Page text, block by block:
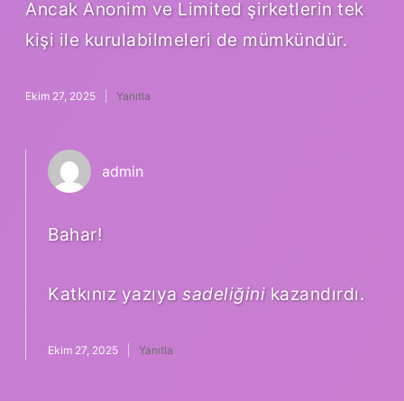
Ancak Anonim ve Limited şirketlerin tek
kişi ile kurulabilmeleri de mümkündür.
Ekim 27, 2025 Yanıtla
admin
Bahar!
Katkınız yazıya sadeliğini kazandırdı.
Ekim 27, 2025 Yanıtla